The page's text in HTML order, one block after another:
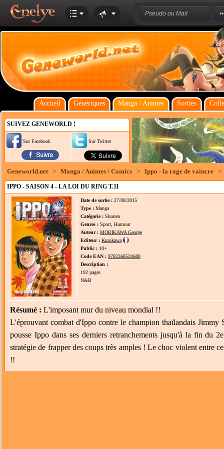
Accueil Génériques Manga / Animes Sorties
SUIVEZ GENEWORLD !
Sur Facebook Sur Twitter
Geneworld.net > Manga / Animes / Comics > Ippo - la rage de vaincre >
IPPO - SAISON 4 - LA LOI DU RING T.11
Date de sortie : 27/08/2015
Type : Manga
Catégorie : Shonen
Genres : Sport, Humour
Auteur : MORIKAWA George
Editeur : Kurokawa
Public : 10+
Code EAN : 9782368520680
Description :
192 pages
N&B
Résumé : L'imposant mur du niveau mondial !!
L'éprouvant combat d'Ippo contre le champion thaïlandais
pousse Ippo dans ses derniers retranchements jusqu'à la fin du
stratégie de frapper des coups très amples ! Le choc violent entre
!!